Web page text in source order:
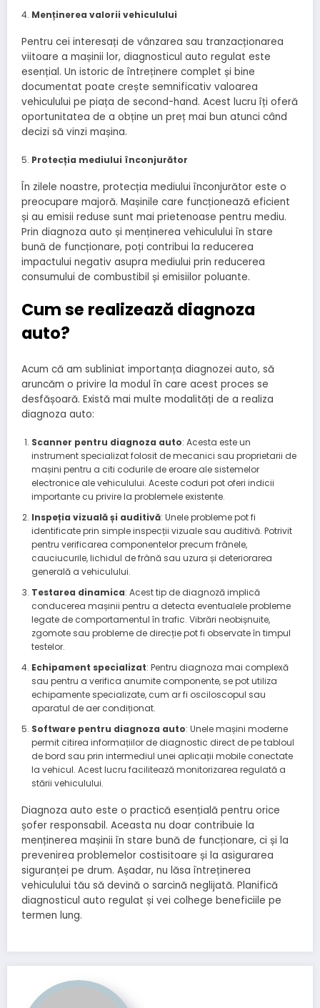
Menținerea valorii vehiculului
Pentru cei interesați de vânzarea sau tranzacționarea
viitoare a mașinii lor, diagnosticul auto regulat este
esențial. Un istoric de întreținere complet și bine
documentat poate crește semnificativ valoarea
vehiculului pe piața de second-hand. Acest lucru îți oferă
oportunitatea de a obține un preț mai bun atunci când
decizi să vinzi mașina.
Protecția mediului înconjurător
În zilele noastre, protecția mediului înconjurător este o
preocupare majoră. Mașinile care funcționează eficient
și au emisii reduse sunt mai prietenoase pentru mediu.
Prin diagnoza auto și menținerea vehiculului în stare
bună de funcționare, poți contribui la reducerea
impactului negativ asupra mediului prin reducerea
consumului de combustibil și emisiilor poluante.
Cum se realizează diagnoza
auto?
Acum că am subliniat importanța diagnozei auto, să
aruncăm o privire la modul în care acest proces se
desfășoară. Există mai multe modalități de a realiza
diagnoza auto:
Scanner pentru diagnoza auto: Acesta este un
instrument specializat folosit de mecanici sau proprietarii de
mașini pentru a citi codurile de eroare ale sistemelor
electronice ale vehiculului. Aceste coduri pot oferi indicii
importante cu privire la problemele existente.
Inspeția vizuală și auditivă: Unele probleme pot fi
identificate prin simple inspecții vizuale sau auditivă. Potrivit
pentru verificarea componentelor precum frânele,
cauciucurile, lichidul de frână sau uzura și deteriorarea
generală a vehiculului.
Testarea dinamica: Acest tip de diagnoză implică
conducerea mașinii pentru a detecta eventualele probleme
legate de comportamentul în trafic. Vibrări neobișnuite,
zgomote sau probleme de direcție pot fi observate în timpul
testelor.
Echipament specializat: Pentru diagnoza mai complexă
sau pentru a verifica anumite componente, se pot utiliza
echipamente specializate, cum ar fi osciloscopul sau
aparatul de aer condiționat.
Software pentru diagnoza auto: Unele mașini moderne
permit citirea informațiilor de diagnostic direct de pe tabloul
de bord sau prin intermediul unei aplicații mobile conectate
la vehicul. Acest lucru facilitează monitorizarea regulată a
stării vehiculului.
Diagnoza auto este o practică esențială pentru orice
șofer responsabil. Aceasta nu doar contribuie la
menținerea mașinii în stare bună de funcționare, ci și la
prevenirea problemelor costisitoare și la asigurarea
siguranței pe drum. Așadar, nu lăsa întreținerea
vehiculului tău să devină o sarcină neglijată. Planifică
diagnosticul auto regulat și vei colhege beneficiile pe
termen lung.